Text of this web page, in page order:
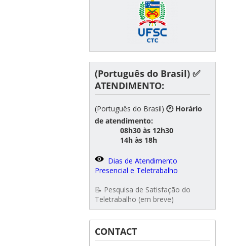
(Português do Brasil) ✅
ATENDIMENTO:
(Português do Brasil) 🕐 Horário
de atendimento:
08h30 às 12h30
14h às 18h
Dias de Atendimento
Presencial e Teletrabalho
📝 Pesquisa de Satisfação do
Teletrabalho (em breve)
CONTACT